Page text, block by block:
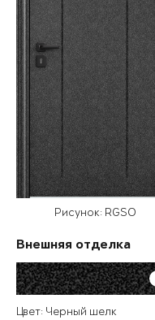
Рисунок: RGSO
Внешняя отделка
Цвет: Черный шелк